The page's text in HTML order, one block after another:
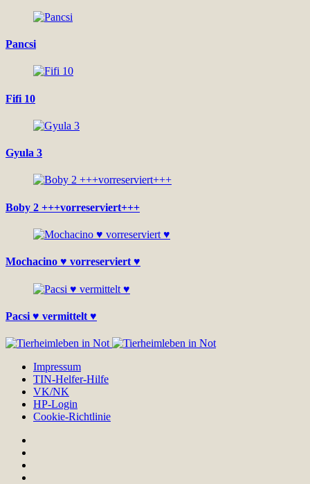
Pancsi
Fifi 10
Gyula 3
Boby 2 +++vorreserviert+++
Mochacino ♥ vorreserviert ♥
Pacsi ♥ vermittelt ♥
Impressum
TIN-Helfer-Hilfe
VK/NK
HP-Login
Cookie-Richtlinie